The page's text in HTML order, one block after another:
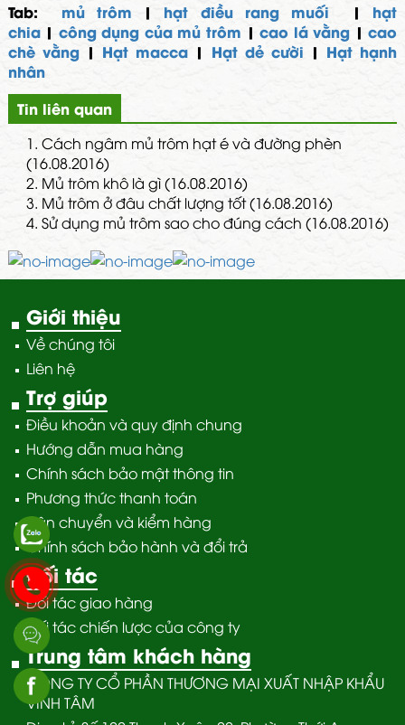
Tab: mủ trôm | hạt điều rang muối | hạt
chia| công dụng của mủ trôm |cao lá vằng |cao
chè vằng | Hạt macca | Hạt dẻ cười | Hạt hạnh
nhân
Tin liên quan
1. Cách ngâm mủ trôm hạt é và đường phèn
(16.08.2016)
2. Mủ trôm khô là gì (16.08.2016)
3. Mủ trôm ở đâu chất lượng tốt (16.08.2016)
4. Sử dụng mủ trôm sao cho đúng cách (16.08.2016)
Giới thiệu
Về chúng tôi
Liên hệ
Trợ giúp
Điều khoản và quy định chung
Hướng dẫn mua hàng
Chính sách bảo mật thông tin
Phương thức thanh toán
Vận chuyển và kiểm hàng
Chính sách bảo hành và đổi trả
Đối tác
Đối tác giao hàng
Đối tác chiến lược của công ty
Trung tâm khách hàng
CÔNG TY CỔ PHẦN THƯƠNG MẠI XUẤT NHẬP KHẨU
VĨNH TÂM